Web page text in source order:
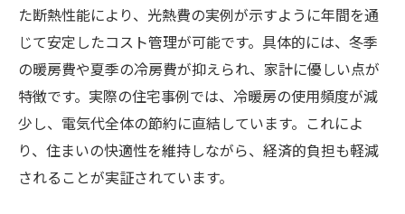
た断熱性能により、光熱費の実例が示すように年間を通
じて安定したコスト管理が可能です。具体的には、冬季
の暖房費や夏季の冷房費が抑えられ、家計に優しい点が
特徴です。実際の住宅事例では、冷暖房の使用頻度が減
少し、電気代全体の節約に直結しています。これによ
り、住まいの快適性を維持しながら、経済的負担も軽減
されることが実証されています。